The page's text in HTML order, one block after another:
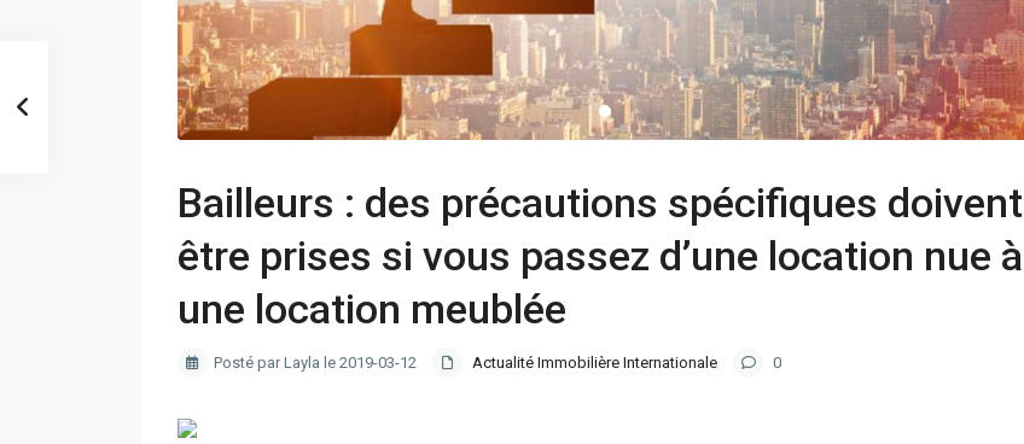
Bailleurs : des précautions spécifiques doivent
être prises si vous passez d’une location nue à
une location meublée
Posté par Layla le 2019-03-12 Actualité Immobilière Internationale 0